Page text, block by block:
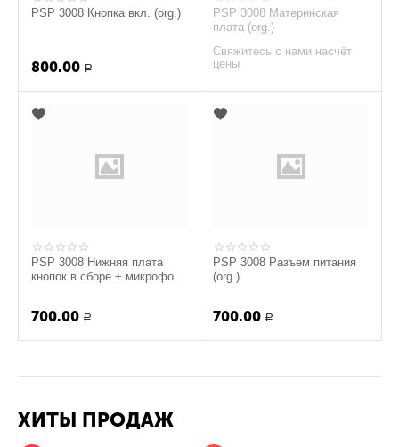
PSP 3008 Кнопка вкл. (org.)
800.00 Р
PSP 3008 Материнская
плата (org.)
Свяжитесь с нами насчёт
цены
PSP 3008 Нижняя плата
кнопок в сборе + микрофон
700.00 Р
PSP 3008 Разъем питания
(org.)
700.00 Р
ХИТЫ ПРОДАЖ